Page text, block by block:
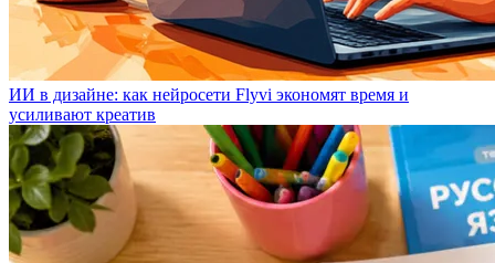
ИИ в дизайне: как нейросети Flyvi экономят время и
усиливают креатив